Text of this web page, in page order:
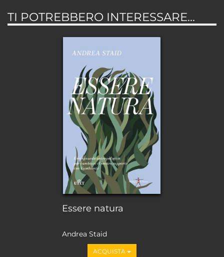
TI POTREBBERO INTERESSARE...
Essere natura
Andrea Staid
ACQUISTA